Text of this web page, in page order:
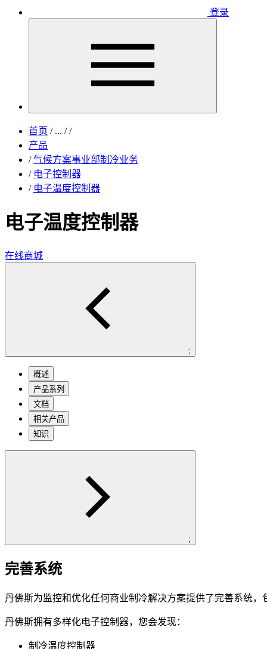
登录
首页 /... / /
产品
/ 气候方案事业部制冷业务
/ 电子控制器
/ 电子温度控制器
电子温度控制器
在线商城
;
概述
产品系列
文档
相关产品
知识
;
完善系统
丹佛斯为监控和优化任何商业制冷解决方案提供了完善系统
丹佛斯拥有多样化电子控制器，您会发现：
制冷温度控制器